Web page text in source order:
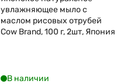
увлажняющее мыло с
маслом рисовых отрубей
Cow Brand, 100 г, 2шт, Япония
В наличии